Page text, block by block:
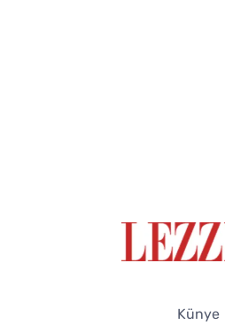
Künye